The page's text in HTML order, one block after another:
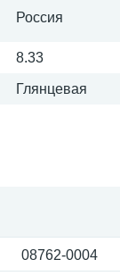
Россия
8.33
Глянцевая
08762-0004